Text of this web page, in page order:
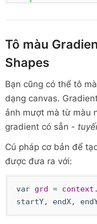
Tô màu
Shapes
Bạn cũng có thể tô
dạng canvas.
ảnh mượt mà từ màu
gradient có sẵn -
Cú pháp cơ bản để
được đưa ra với:
var grd =
startY, endX,